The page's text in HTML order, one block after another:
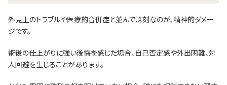
外見上のトラブルや医療的合併症と並んで深刻なのが、精神的ダメー
ジです。
術後の仕上がりに強い後悔を感じた場合、自己否定感や外出困難、対
人回避を生じることがあります。